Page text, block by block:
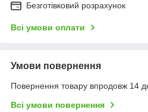
Безготівковий розрахунок
Всі умови оплати
Умови повернення
Повернення товару впродовж 14
Всі умови повернення